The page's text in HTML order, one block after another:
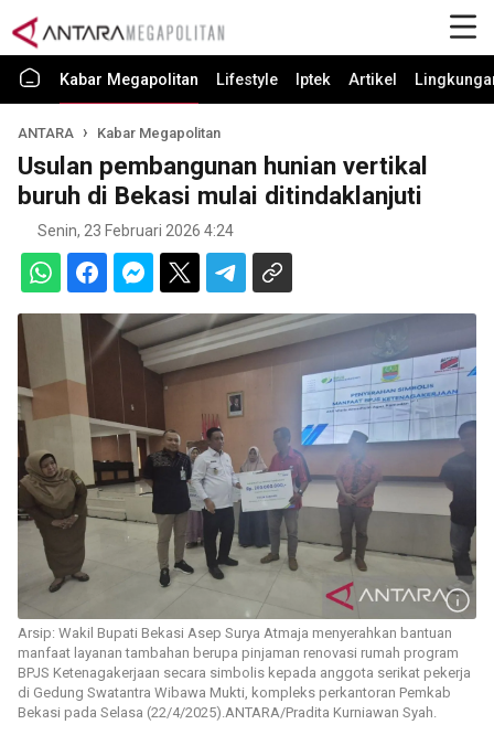
Kabar Megapolitan Lifestyle Iptek Artikel
ANTARA Kabar Megapolitan
Usulan pembangunan hunian vertikal
buruh di Bekasi mulai ditindaklanjuti
Senin, 23 Februari 2026 4:24
Arsip: Wakil Bupati Bekasi Asep Surya Atmaja menyerahkan bantuan
manfaat layanan tambahan berupa pinjaman renovasi rumah program
BPJS Ketenagakerjaan secara simbolis kepada anggota serikat pekerja
di Gedung Swatantra Wibawa Mukti, kompleks perkantoran Pemkab
Bekasi pada Selasa (22/4/2025).ANTARA/Pradita Kurniawan Syah.